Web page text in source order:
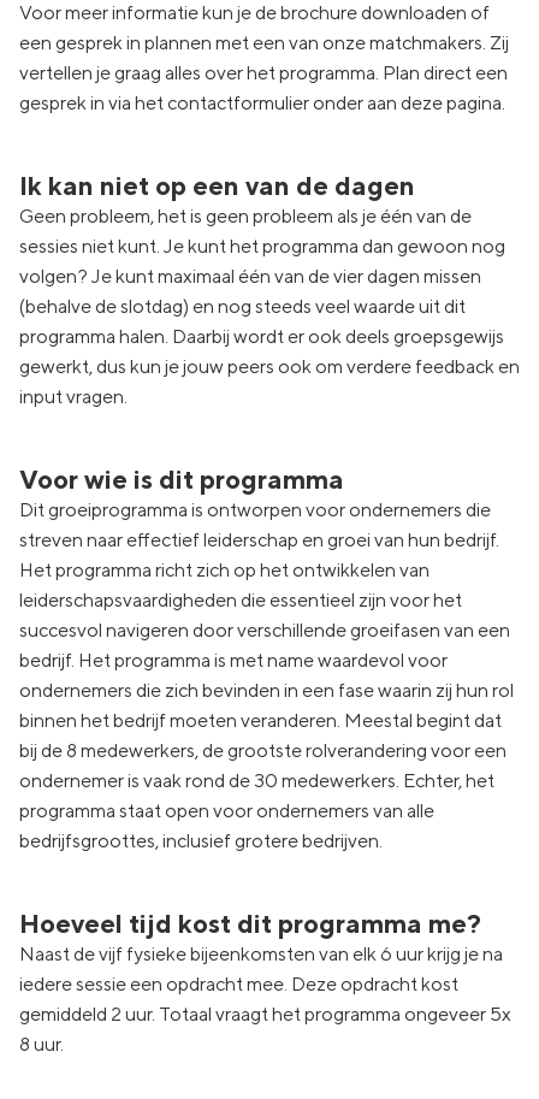
Voor meer informatie kun je de brochure downloaden of
een gesprek in plannen met een van onze matchmakers. Zij
vertellen je graag alles over het programma. Plan direct een
gesprek in via het contactformulier onder aan deze pagina.
Ik kan niet op een van de dagen
Geen probleem, het is geen probleem als je één van de
sessies niet kunt. Je kunt het programma dan gewoon nog
volgen? Je kunt maximaal één van de vier dagen missen
(behalve de slotdag) en nog steeds veel waarde uit dit
programma halen. Daarbij wordt er ook deels groepsgewijs
gewerkt, dus kun je jouw peers ook om verdere feedback en
input vragen.
Voor wie is dit programma
Dit groeiprogramma is ontworpen voor ondernemers die
streven naar effectief leiderschap en groei van hun bedrijf.
Het programma richt zich op het ontwikkelen van
leiderschapsvaardigheden die essentieel zijn voor het
succesvol navigeren door verschillende groeifasen van een
bedrijf. Het programma is met name waardevol voor
ondernemers die zich bevinden in een fase waarin zij hun rol
binnen het bedrijf moeten veranderen. Meestal begint dat
bij de 8 medewerkers, de grootste rolverandering voor een
ondernemer is vaak rond de 30 medewerkers. Echter, het
programma staat open voor ondernemers van alle
bedrijfsgroottes, inclusief grotere bedrijven.
Hoeveel tijd kost dit programma me?
Naast de vijf fysieke bijeenkomsten van elk 6 uur krijg je na
iedere sessie een opdracht mee. Deze opdracht kost
gemiddeld 2 uur. Totaal vraagt het programma ongeveer 5x
8 uur.